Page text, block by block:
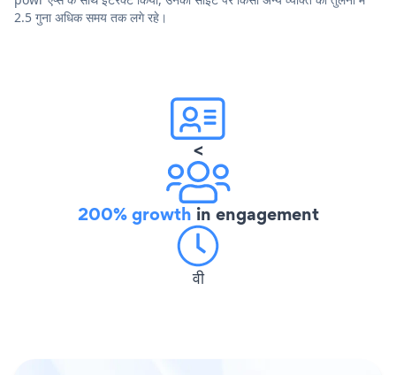
2.5 गुना अधिक समय तक लगे रहे।
<
200% growth in engagement
वी